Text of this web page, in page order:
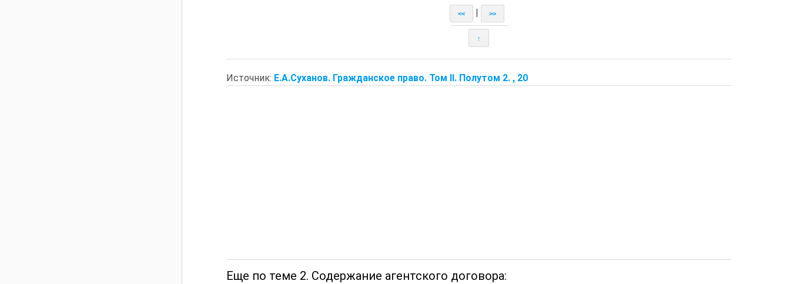
<< >>
↑
Источник: Е.А.Суханов. Гражданское право. Том II. Полутом 2. , 20
Еще по теме 2. Содержание агентского договора: